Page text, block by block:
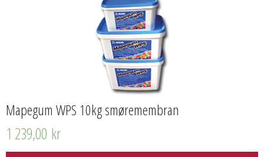
Mapegum WPS 10kg smøremembran
1 239,00 kr